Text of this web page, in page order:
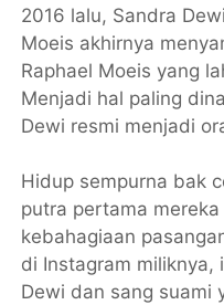
2016 lalu, Sandra
Moeis akhirnya
Raphael Moeis yang
Menjadi hal paling
Dewi resmi menjadi
Hidup sempurna bak
putra pertama
kebahagiaan
di Instagram miliknya,
Dewi dan sang suami